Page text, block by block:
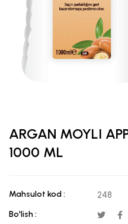
ARGAN MOYLI
1000 ML
Mahsulot kod : 248
Bo'lish :